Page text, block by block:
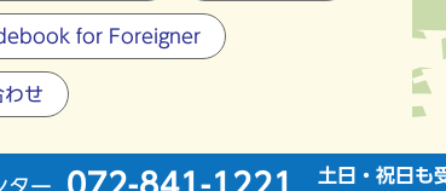
for Foreigner
わせ
ター 072-841-1221 土日・祝日も